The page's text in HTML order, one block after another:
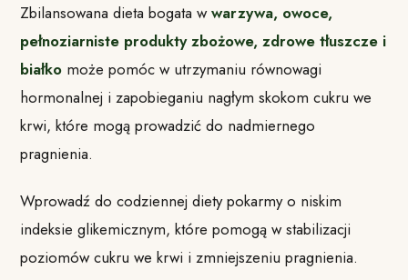
Zbilansowana dieta bogata wwarzywa, owoce,
pełnoziarniste produkty zbożowe, zdrowe tłuszcze i
białko może pomóc w utrzymaniu równowagi
hormonalnej i zapobieganiu nagłym skokom cukru we
krwi, które mogą prowadzić do nadmiernego
pragnienia.
Wprowadź do codziennej diety pokarmy o niskim
indeksie glikemicznym, które pomogą w stabilizacji
poziomów cukru we krwi i zmniejszeniu pragnienia.